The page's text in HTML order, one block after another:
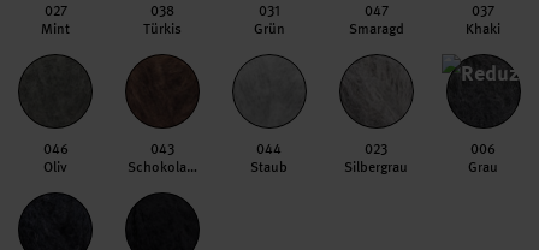
027
Mint
038
Türkis
031
Grün
047
Smaragd
037
Khaki
046
Oliv
043
Schokolade
044
Staub
023
Silbergrau
006
Grau